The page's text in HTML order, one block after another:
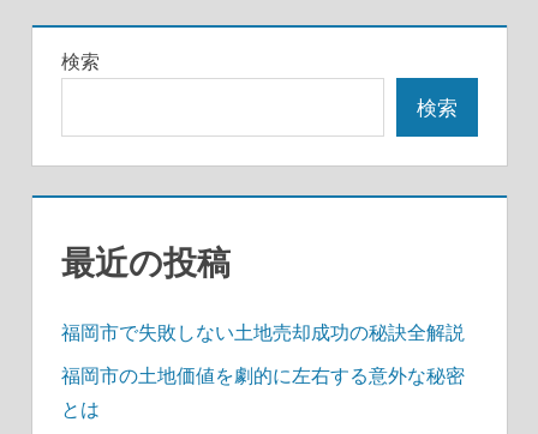
検索
検索
最近の投稿
福岡市で失敗しない土地売却成功の秘訣全解説
福岡市の土地価値を劇的に左右する意外な秘密
とは